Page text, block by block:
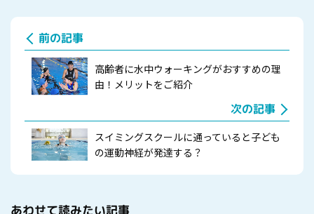
前の記事
高齢者に水中ウォーキングがおすすめの理
由！メリットをご紹介
次の記事
スイミングスクールに通っていると子ども
の運動神経が発達する？
あわせて読みたい記事